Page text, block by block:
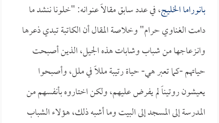
بانوراما الخليج، في عدد سابق مقالاً عنوانه: "خلونا ننشد ما
دامت الغناوي حرام" وخلاصة المقال أن الكاتبة تبدي ذعرها
وانـزعاجها من شباب وشابات هذه الجيل، الذين أصبحت
حياتهم -كما تعبر هي- حياة رتيبة مللاً في ملل، وأصبحوا
يعيشون روتيناً لم يفرض عليهم، ولكن اختاروه بأنفسهم من
المدرسة إلى المسجد إلى البيت وما أشبه ذلك، هؤلاء الشباب